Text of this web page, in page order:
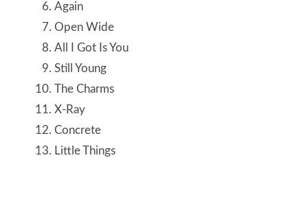
Again
Open Wide
All I Got Is You
Still Young
The Charms
X-Ray
Concrete
Little Things